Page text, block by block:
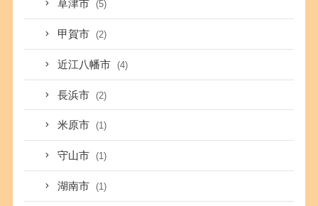
草津市 (5)
甲賀市 (2)
近江八幡市 (4)
長浜市 (2)
米原市 (1)
守山市 (1)
湖南市 (1)